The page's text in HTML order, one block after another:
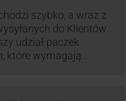
szybko, a wraz z
do Klientów.
udział paczek
które wymagają